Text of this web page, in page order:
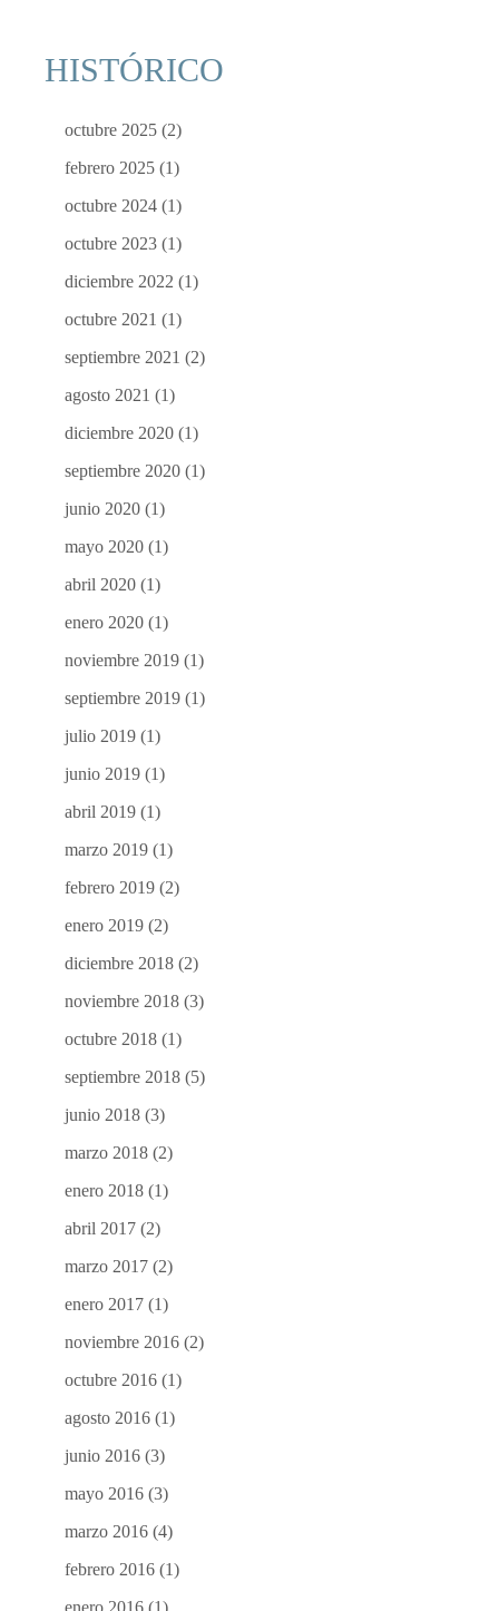
HISTÓRICO
octubre 2025 (2)
febrero 2025 (1)
octubre 2024 (1)
octubre 2023 (1)
diciembre 2022 (1)
octubre 2021 (1)
septiembre 2021 (2)
agosto 2021 (1)
diciembre 2020 (1)
septiembre 2020 (1)
junio 2020 (1)
mayo 2020 (1)
abril 2020 (1)
enero 2020 (1)
noviembre 2019 (1)
septiembre 2019 (1)
julio 2019 (1)
junio 2019 (1)
abril 2019 (1)
marzo 2019 (1)
febrero 2019 (2)
enero 2019 (2)
diciembre 2018 (2)
noviembre 2018 (3)
octubre 2018 (1)
septiembre 2018 (5)
junio 2018 (3)
marzo 2018 (2)
enero 2018 (1)
abril 2017 (2)
marzo 2017 (2)
enero 2017 (1)
noviembre 2016 (2)
octubre 2016 (1)
agosto 2016 (1)
junio 2016 (3)
mayo 2016 (3)
marzo 2016 (4)
febrero 2016 (1)
enero 2016 (1)